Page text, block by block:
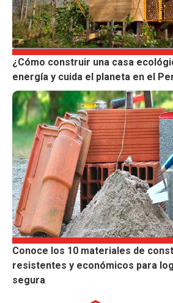
¿Cómo construir una casa
energía y cuida el planeta en el
Conoce los 10 materiales de
resistentes y económicos para
segura